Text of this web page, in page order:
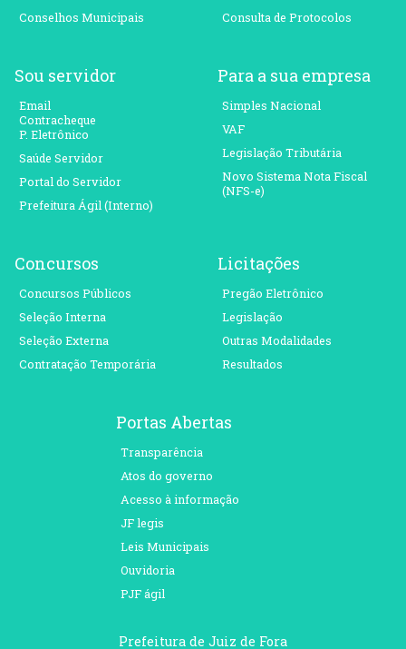
Conselhos Municipais
Consulta de Protocolos
Sou servidor
Email
Contracheque
P. Eletrônico
Saúde Servidor
Portal do Servidor
Prefeitura Ágil (Interno)
Para a sua empresa
Simples Nacional
VAF
Legislação Tributária
Novo Sistema Nota Fiscal
(NFS-e)
Concursos
Concursos Públicos
Seleção Interna
Seleção Externa
Contratação Temporária
Licitações
Pregão Eletrônico
Legislação
Outras Modalidades
Resultados
Portas Abertas
Transparência
Atos do governo
Acesso à informação
JF legis
Leis Municipais
Ouvidoria
PJF ágil
Prefeitura de Juiz de Fora